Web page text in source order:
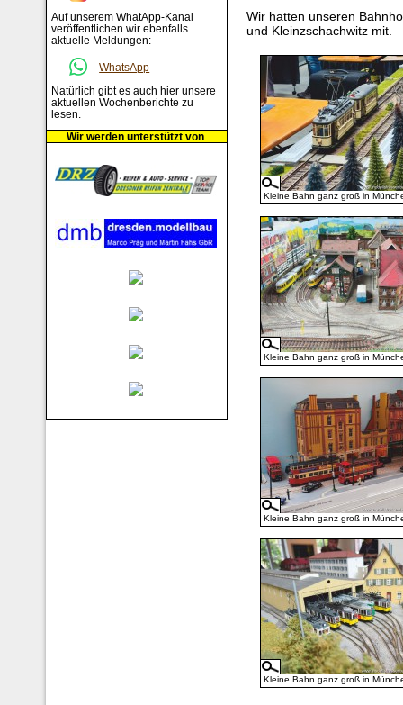
Wir hatten unseren
und Kleinzschachwitz mit.
Kleine Bahn ganz groß in
Kleine Bahn ganz groß in
Kleine Bahn ganz groß in
Kleine Bahn ganz groß in
Auf unserem WhatApp-Kanal
veröffentlichen wir ebenfalls
aktuelle Meldungen:
WhatsApp
Natürlich gibt es auch hier unsere
aktuellen Wochenberichte zu
lesen.
Wir werden unterstützt von